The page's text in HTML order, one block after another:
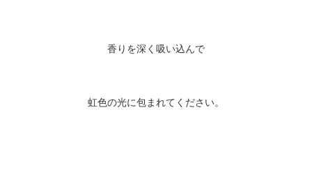
香りを深く吸い込んで
虹色の光に包まれてください。